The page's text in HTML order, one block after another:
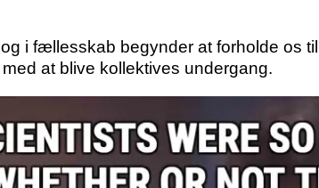
i fællesskab begynder at forholde os
at blive kollektives undergang.